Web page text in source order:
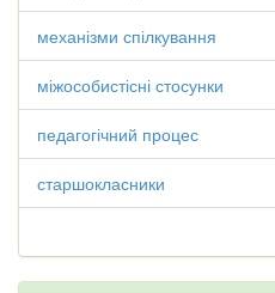
механізми спілкування
міжособистісні стосунки
педагогічний процес
старшокласники